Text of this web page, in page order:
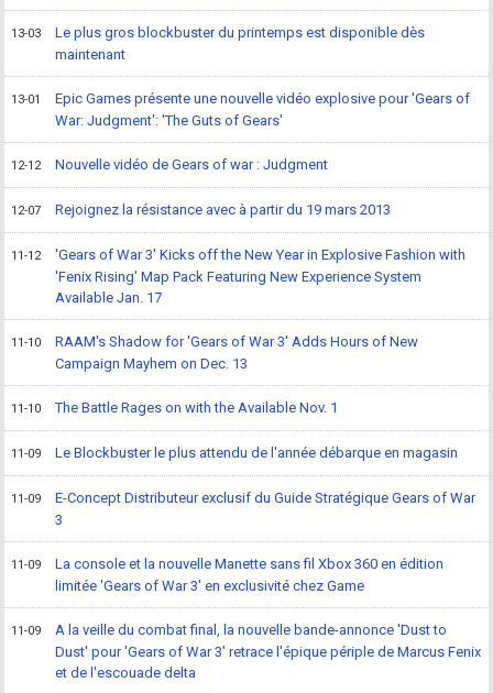
13-03
Le plus gros blockbuster du printemps est disponible dès
maintenant
13-01
Epic Games présente une nouvelle vidéo explosive pour 'Gears of
War: Judgment': 'The Guts of Gears'
12-12 Nouvelle vidéo de Gears of war : Judgment
12-07 Rejoignez la résistance avec à partir du 19 mars 2013
11-12
'Gears of War 3' Kicks off the New Year in Explosive Fashion with
'Fenix Rising' Map Pack Featuring New Experience System
Available Jan. 17
11-10
RAAM's Shadow for 'Gears of War 3' Adds Hours of New
Campaign Mayhem on Dec. 13
11-10 The Battle Rages on with the Available Nov. 1
11-09 Le Blockbuster le plus attendu de l'année débarque en magasin
11-09
E-Concept Distributeur exclusif du Guide Stratégique Gears of War
3
11-09
La console et la nouvelle Manette sans fil Xbox 360 en édition
limitée 'Gears of War 3' en exclusivité chez Game
11-09
A la veille du combat final, la nouvelle bande-annonce 'Dust to
Dust' pour 'Gears of War 3' retrace l'épique périple de Marcus Fenix
et de l'escouade delta